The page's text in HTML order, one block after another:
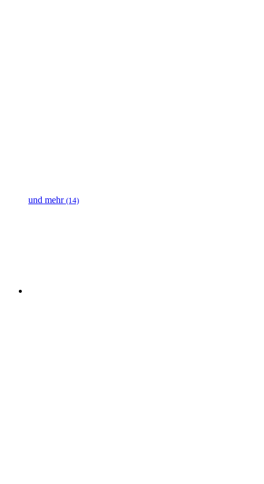
und mehr (14)